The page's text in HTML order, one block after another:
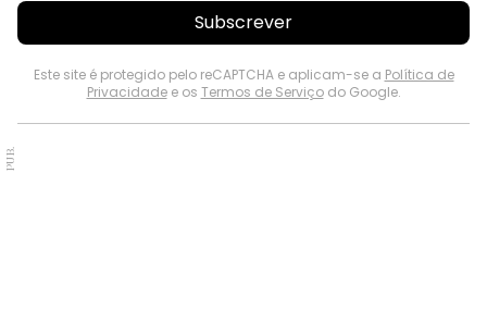
Subscrever
Este site é protegido pelo reCAPTCHA e aplicam-se a Política de
Privacidadee os Termos de Serviçodo Google.
PUB.